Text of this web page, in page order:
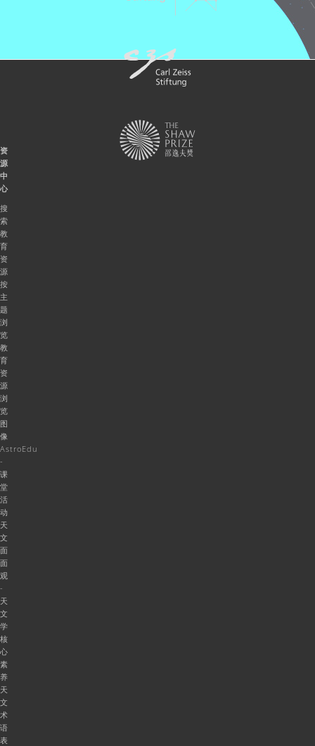
资
源
中
心
搜
索
教
育
资
源
按
主
题
浏
览
教
育
资
源
浏
览
图
像
AstroEdu
-
课
堂
活
动
天
文
面
面
观
-
天
文
学
核
心
素
养
天
文
术
语
表